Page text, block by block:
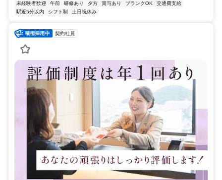
未経験者歓迎
午前 研修あり 夕方 賞与あり ブランクOK
交通費支給
駅近5分以内
シフト制 土日祝休み
契約社員